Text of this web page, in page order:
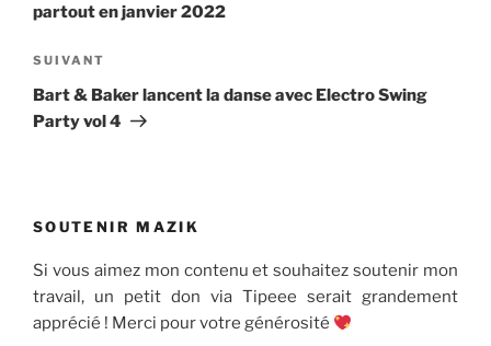
partout en janvier 2022
Article
suivant
SUIVANT
Bart & Baker lancent la danse avec Electro Swing
Party vol 4
SOUTENIR MAZIK
Si vous aimez mon contenu et souhaitez soutenir mon
travail, un petit don via Tipeee serait grandement
apprécié ! Merci pour votre générosité